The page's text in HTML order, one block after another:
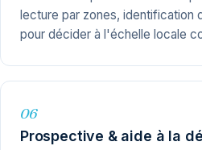
lecture par zones, identification
pour décider à l'échelle locale
06
Prospective & aide à la